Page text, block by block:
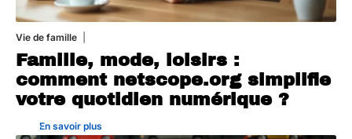
Vie de famille
Famille, mode, loisirs :
comment netscope.org simplifie
votre quotidien numérique ?
En savoir plus